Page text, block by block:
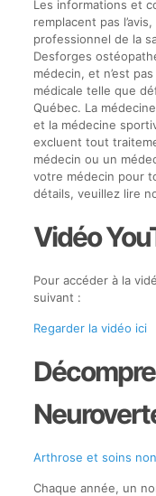
Les informations et
remplacent pas
professionnel de la
Desforges
médecin, et n’est
médicale telle que
Québec. La
et la médecine
excluent tout
médecin ou un
votre médecin pour
détails, veuillez lire
Vidéo
Pour accéder à la
suivant :
Regarder la vidéo ici
Arthrose et soins
Chaque année, un